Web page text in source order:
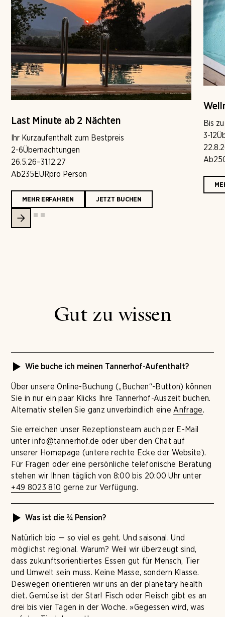
Last Minute ab 2 Nächten
Ihr Kurzaufenthalt zum Bestpreis
2-6Übernachtungen
26.5.26–31.12.27
Ab235 EURpro Person
MEHR ERFAHREN JETZT BUCHEN
Bis
3-12
Ab
Gut zu wissen
Wie buche ich meinen Tannerhof-Aufenthalt?
Über unsere Online-Buchung („Buchen“-Button) können
Sie in nur ein paar Klicks Ihre Tannerhof-Auszeit buchen.
Alternativ stellen Sie ganz unverbindlich eineAnfrage.
Sie erreichen unser Rezeptionsteam auch per E-Mail
unterinfo@tannerhof.de oder über den Chat auf
unserer Homepage (untere rechte Ecke der Website).
Für Fragen oder eine persönliche telefonische Beratung
stehen wir Ihnen täglich von 8:00 bis 20:00 Uhr unter
+49 8023 810 gerne zur Verfügung.
Was ist die ¾ Pension?
Natürlich bio — so viel es geht. Und saisonal. Und
möglichst regional. Warum? Weil wir überzeugt sind,
dass zukunftsorientiertes Essen gut für Mensch, Tier
und Umwelt sein muss. Keine Masse, sondern Klasse.
Deswegen orientieren wir uns an der planetary health
diet. Gemüse ist der Star! Fisch oder Fleisch gibt es an
drei bis vier Tagen in der Woche. »Gegessen wird, was